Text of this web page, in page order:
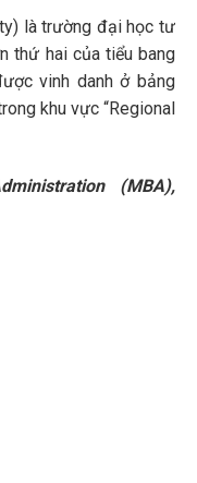
là trường đại học tư
thứ hai của tiểu bang
vinh danh ở bảng
khu vực “Regional
(MBA),